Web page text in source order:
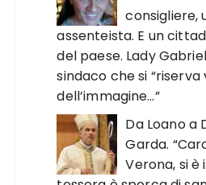
consigliere,
assenteista. E un
del paese. Lady
sindaco che si
dell’immagine…”
Da Loano a
Garda.
Verona, si è